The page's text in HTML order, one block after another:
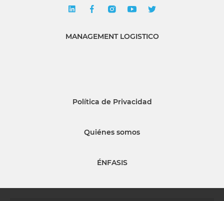
MANAGEMENT LOGISTICO
Política de Privacidad
Quiénes somos
ÉNFASIS